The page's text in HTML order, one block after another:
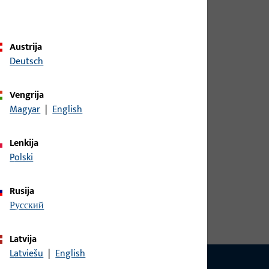
kairėje pusėje esančias kategorijas
savo įmonei.
Austrija
Deutsch
Vengrija
Magyar | English
Lenkija
Polski
Rusija
русский
Latvija
Latviešu | English